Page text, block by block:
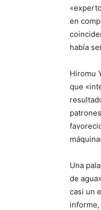
en
había
Hiromu
que
Una
de
casi un